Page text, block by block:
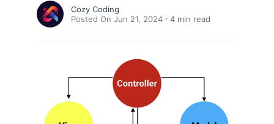
Cozy Coding
Posted On Jun 21, 2024
4 min read